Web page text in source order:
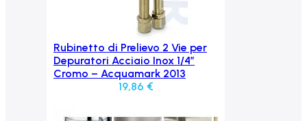
Aggiungi al carrello
Rubinetto di Prelievo 2 Vie per
Depuratori Acciaio Inox 1/4″
Cromo – Acquamark 2013
19,86 €